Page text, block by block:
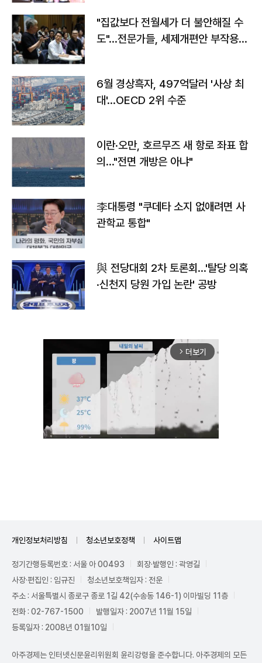
"집값보다 전월세가 더 불안해질 수
도"…전문가들, 세제개편안 부작용
6월 경상흑자, 497억달러 '사상 최
대'…OECD 2위 수준
이란·오만, 호르무즈 새 항로 좌표 합
의…"전면 개방은 아냐"
李대통령 "쿠데타 소지 없애려면 사
관학교 통합"
與 전당대회 2차 토론회…'탈당 의혹
·신천지 당원 가입 논란' 공방
arrow_forward_ios 더보기
개인정보처리방침 청소년보호정책 사이트맵
정기간행등록번호 : 서울 아 00493
회장·발행인 : 곽영길
사장·편집인 : 임규진
청소년보호책임자 : 전운
주소 : 서울특별시 종로구 종로 1길 42(수송동 146-1) 이마빌딩 11층
전화 : 02-767-1500
발행일자 : 2007년 11월 15일
등록일자 : 2008년 01월10일
아주경제는 인터넷신문윤리위원회 윤리강령을 준수합니다. 아주경제의 모든